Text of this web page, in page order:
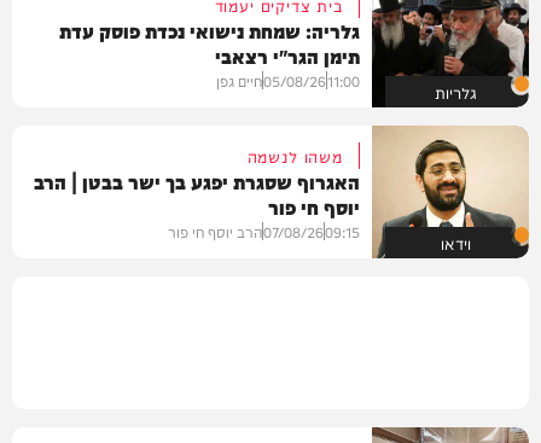
גלריות
גלריה: שמחת נישואי נכדת פוסק עדת
תימן הגר"י רצאבי
11:00
05/08/26חיים גפן
וידאו
משהו לנשמה
האגרוף שסגרת יפגע בך ישר בבטן | הרב
יוסף חי פור
09:15
07/08/26הרב יוסף חי פור